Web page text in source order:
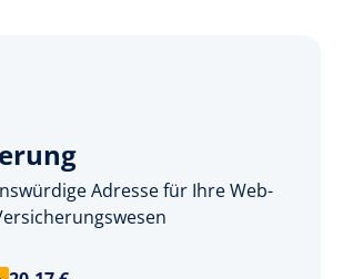
Adresse für Ihre Web-